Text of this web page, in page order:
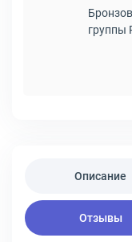
группы
Описание
Отзывы